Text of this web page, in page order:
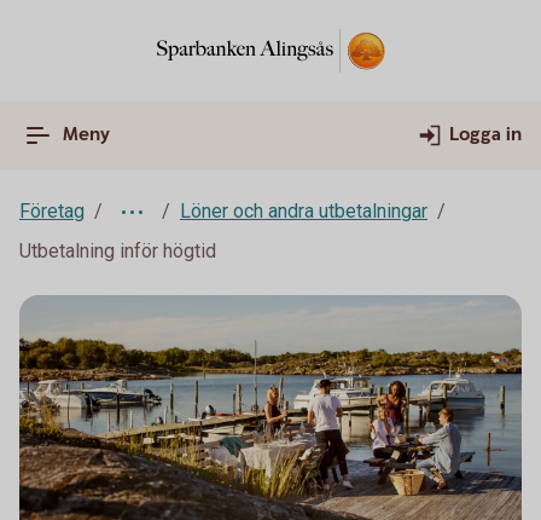
Meny Logga in
Företag
Löner och andra utbetalningar
Utbetalning inför högtid